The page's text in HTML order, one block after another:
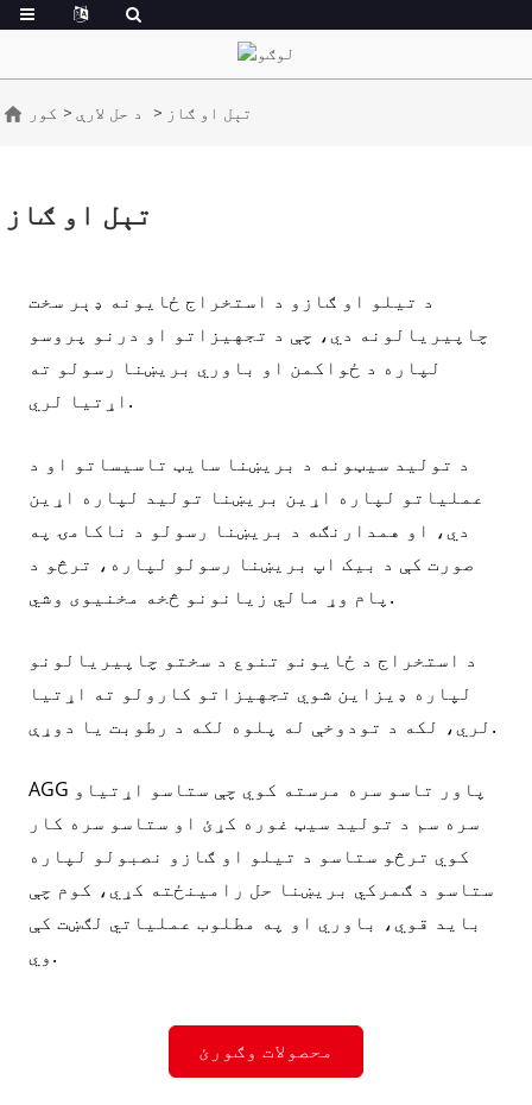
کور د حل لارې تېل او ګاز
تېل او ګاز
د تیلو او ګازو د استخراج ځایونه ډېر سخت
چاپیریالونه دي، چې د تجهیزاتو او درنو پروسو
لپاره د ځواکمن او باوري بریښنا رسولو ته
اړتیا لري.
د تولید سیټونه د بریښنا سایټ تاسیساتو او د
عملیاتو لپاره اړین بریښنا تولید لپاره اړین
دي، او همدارنګه د بریښنا رسولو د ناکامۍ په
صورت کې د بیک اپ بریښنا رسولو لپاره، ترڅو د
پام وړ مالي زیانونو څخه مخنیوی وشي.
د استخراج د ځایونو تنوع د سختو چاپیریالونو
لپاره ډیزاین شوي تجهیزاتو کارولو ته اړتیا
لري، لکه د تودوخې له پلوه لکه د رطوبت یا دوړې.
AGG پاور تاسو سره مرسته کوي چې ستاسو اړتیاو
سره سم د تولید سیټ غوره کړئ او ستاسو سره کار
کوي ترڅو ستاسو د تیلو او ګازو نصبولو لپاره
ستاسو د ګمرکي بریښنا حل رامینځته کړي، کوم چې
باید قوي، باوري او په مطلوب عملیاتي لګښت کې
وي.
محصولات وګورئ